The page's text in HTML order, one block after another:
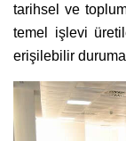
tarihsel ve
temel işlevi
erişilebilir